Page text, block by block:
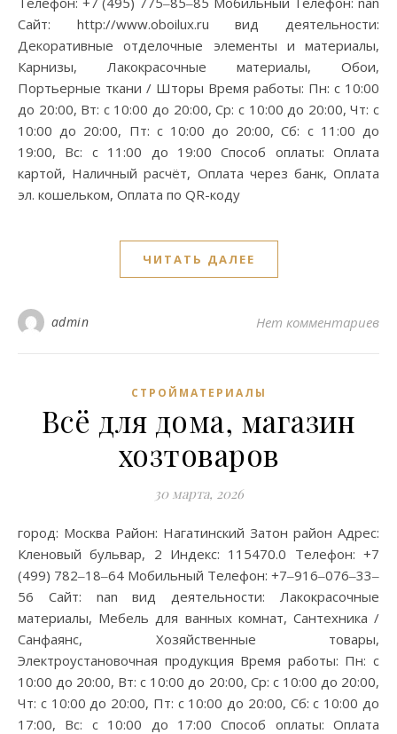
Сайт: http://www.oboilux.ru вид деятельности:
Декоративные отделочные элементы и материалы,
Карнизы, Лакокрасочные материалы, Обои,
Портьерные ткани / Шторы Время работы: Пн: с 10:00
до 20:00, Вт: с 10:00 до 20:00, Ср: с 10:00 до 20:00, Чт: с
10:00 до 20:00, Пт: с 10:00 до 20:00, Сб: с 11:00 до
19:00, Вс: с 11:00 до 19:00 Способ оплаты: Оплата
картой, Наличный расчёт, Оплата через банк, Оплата
эл. кошельком, Оплата по QR-коду
ЧИТАТЬ ДАЛЕЕ
admin Нет комментариев
СТРОЙМАТЕРИАЛЫ
Всё для дома, магазин
хозтоваров
30 марта, 2026
город: Москва Район: Нагатинский Затон район Адрес:
Кленовый бульвар, 2 Индекс: 115470.0 Телефон: +7
(499) 782‒18‒64 Мобильный Телефон: +7‒916‒076‒33‒
56 Сайт: nan вид деятельности: Лакокрасочные
материалы, Мебель для ванных комнат, Сантехника /
Санфаянс, Хозяйственные товары,
Электроустановочная продукция Время работы: Пн: с
10:00 до 20:00, Вт: с 10:00 до 20:00, Ср: с 10:00 до 20:00,
Чт: с 10:00 до 20:00, Пт: с 10:00 до 20:00, Сб: с 10:00 до
17:00, Вс: с 10:00 до 17:00 Способ оплаты: Оплата